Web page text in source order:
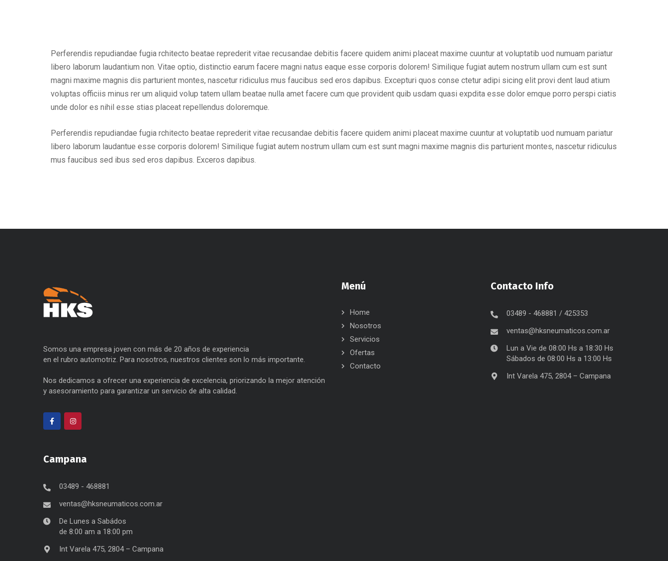
Perferendis repudiandae fugia rchitecto beatae reprederit vitae recusandae debitis facere quidem animi placeat maxime cuuntur at voluptatib uod numuam pariatur
libero laborum laudantium non. Vitae optio, distinctio earum facere magni natus eaque esse corporis dolorem! Similique fugiat autem nostrum ullam cum est sunt
magni maxime magnis dis parturient montes, nascetur ridiculus mus faucibus sed eros dapibus. Excepturi quos conse ctetur adipi sicing elit provi dent laud atium
voluptas officiis minus rer um aliquid volup tatem ullam beatae nulla amet facere cum que provident quib usdam quasi expdita esse dolor emque porro perspi ciatis
unde dolor es nihil esse stias placeat repellendus doloremque.
Perferendis repudiandae fugia rchitecto beatae reprederit vitae recusandae debitis facere quidem animi placeat maxime cuuntur at voluptatib uod numuam pariatur
libero laborum laudantue esse corporis dolorem! Similique fugiat autem nostrum ullam cum est sunt magni maxime magnis dis parturient montes, nascetur ridiculus
mus faucibus sed ibus sed eros dapibus. Exceros dapibus.
Somos una empresa joven con más de 20 años de experiencia
en el rubro automotriz. Para nosotros, nuestros clientes son lo más importante.
Nos dedicamos a ofrecer una experiencia de excelencia, priorizando la mejor atención
y asesoramiento para garantizar un servicio de alta calidad.
Campana
03489 - 468881
ventas@hksneumaticos.com.ar
De Lunes a Sabádos
de 8:00 am a 18:00 pm
Int Varela 475, 2804 – Campana
Menú
Home
Nosotros
Servicios
Ofertas
Contacto
Contacto Info
03489 - 468881 / 425353
ventas@hksneumaticos.com.ar
Lun a Vie de 08:00 Hs a 18:30 Hs
Sábados de 08:00 Hs a 13:00 Hs
Int Varela 475, 2804 – Campana